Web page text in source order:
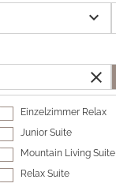
expand_more
close
Einzelzimmer Relax
Junior Suite
Mountain Living Suite
Relax Suite